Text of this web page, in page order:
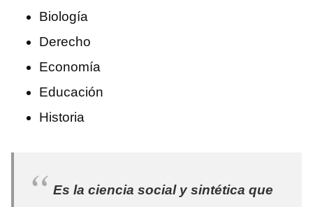
Biología
Derecho
Economía
Educación
Historia
Es la ciencia social y sintética que